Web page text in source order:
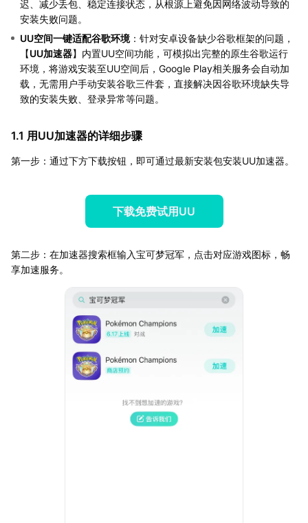
迟、减少丢包、稳定连接状态，从根源上避免因网络波动导致的
安装失败问题。
UU空间一键适配谷歌环境：针对安卓设备缺少谷歌框架的问题，
【UU加速器】内置UU空间功能，可模拟出完整的原生谷歌运行
环境，将游戏安装至UU空间后，Google Play相关服务会自动加
载，无需用户手动安装谷歌三件套，直接解决因谷歌环境缺失导
致的安装失败、登录异常等问题。
1.1 用UU加速器的详细步骤
第一步：通过下方下载按钮，即可通过最新安装包安装UU加速器。
下载免费试用UU
第二步：在加速器搜索框输入宝可梦冠军，点击对应游戏图标，畅
享加速服务。